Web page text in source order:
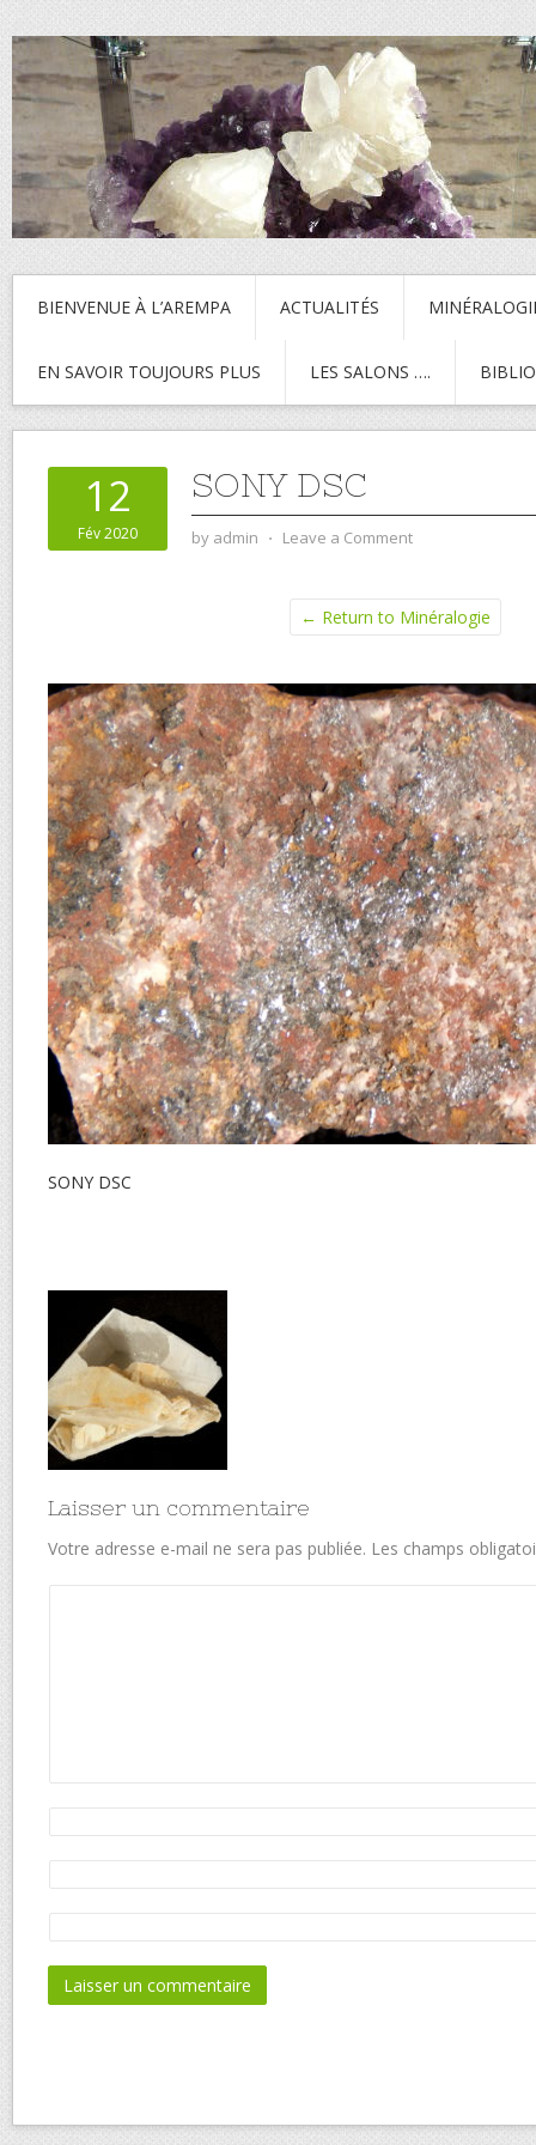
BIENVENUE À L’AREMPA ACTUALITÉS
EN SAVOIR TOUJOURS PLUS LES SALONS ….
12
Fév 2020
SONY DSC
by admin ⋅ Leave a Comment
← Return to Minéralogie
SONY DSC
Laisser un commentaire
Votre adresse e-mail ne sera pas publiée. Les champs